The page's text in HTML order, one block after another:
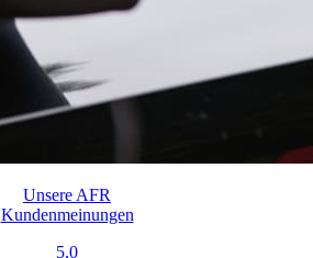
Unsere AFR
Kundenmeinungen
5,0